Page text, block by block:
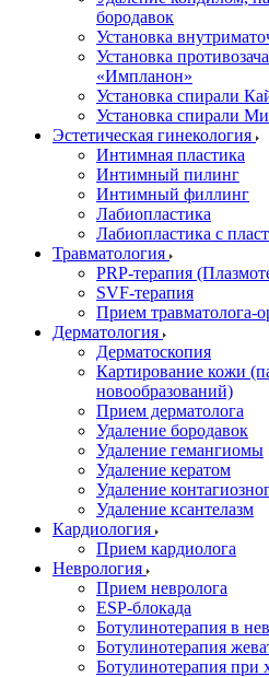
бородавок
Установка
Установка
«Импланон»
Установка спирали
Установка спирали
Эстетическая гинекология
Интимная пластика
Интимный пилинг
Интимный филлинг
Лабиопластика
Лабиопластика с
Травматология
PRP-терапия
SVF-терапия
Прием травматолога-
Дерматология
Дерматоскопия
Картирование кожи
новообразований)
Прием дерматолога
Удаление бородавок
Удаление гемангиомы
Удаление кератом
Удаление
Удаление ксантелазм
Кардиология
Прием кардиолога
Неврология
Прием невролога
ESP-блокада
Ботулинотерапия в
Ботулинотерапия
Ботулинотерапия при